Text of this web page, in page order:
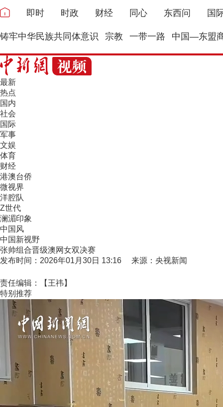
即时 时政 财经 同心 东西问 国
铸牢中华民族共同体意识 宗教 一带一路 中国—东盟
最新
热点
国内
社会
国际
军事
文娱
体育
财经
港澳台侨
微视界
洋腔队
Z世代
澜湄印象
中国风
中国新视野
张帅组合晋级澳网女双决赛
发布时间：2026年01月30日 13:16 来源：央视新闻
责任编辑：【王祎】
特别推荐